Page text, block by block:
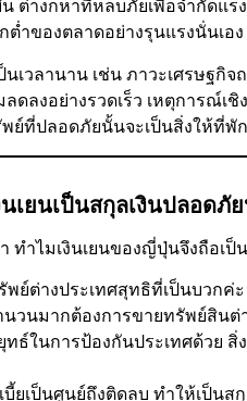
ต่างก็หาที่หลบภัยเพื่อจำกัดแ
ำของตลาดอย่างรุนแรงนั่นเอง
เวลานาน เช่น ภาวะเศรษฐกิจ
ลงอย่างรวดเร็ว เหตุการณ์เชิ
ย์ที่ปลอดภัยนั้นจะเป็นสิ่งให้ที่พั
เยนเป็นสกุลเงินปลอดภั
ทำไมเงินเยนของญี่ปุ่นจึงถือ
ต่างประเทศสุทธิที่เป็นบวกค่ะ
นมากต้องการขายทรัพย์สินต่า
ทธ์ในการป้องกันประเทศด้วย
บี้ยเป็นศูนย์ถึงติดลบ ทำให้เป็น